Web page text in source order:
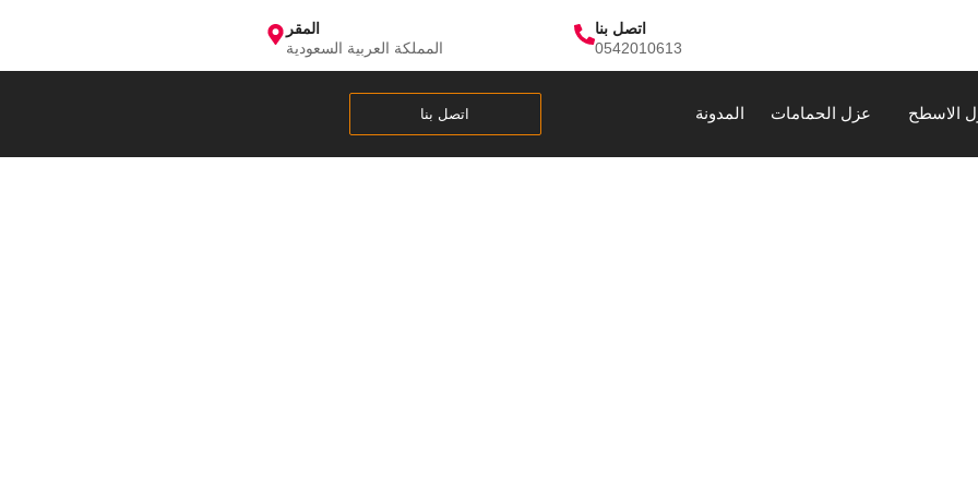
اتصل بنا
0542010613
المقر
المملكة العربية السعودية
الاسطح عزل الحمامات المدونة اتصل بنا